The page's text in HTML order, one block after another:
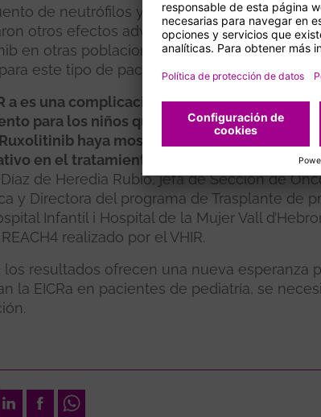
de neutrófilos y un recuento general de
otros efectos adversos diferentes a los
en otras poblaciones. Esto sugiere que el
este tipo de pacientes.
a es una complicación devastadora que
para los niños que han recibido un
haya mostrado una eficacia tan
en el tratamiento de esta enfermedad
de Heredia Rubio, jefa de Sección de
y Directora del programa de Trasplante de
Infantil i Hospital de la Mujer Vall
realizado por el VHIR.
los resultados ofrecen una nueva esperanza
la EICRa en pacientes de pediatría, se
LinkedInFacebookWhatsapp